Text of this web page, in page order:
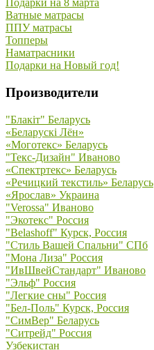
Подарки на 8 марта
Ватные матрасы
ППУ матрасы
Топперы
Наматрасники
Подарки на Новый год!
Производители
"Блакiт" Беларусь
«Беларускi Лён»
«Моготекс» Беларусь
"Текс-Дизайн" Иваново
«Спектртекс» Беларусь
«Речицкий текстиль» Беларусь
«Ярослав» Украина
"Verossa" Иваново
"Экотекс" Россия
"Belashoff" Курск, Россия
"Стиль Вашей Спальни" СПб
"Мона Лиза" Россия
"ИвШвейСтандарт" Иваново
"Эльф" Россия
"Легкие сны" Россия
"Бел-Поль" Курск, Россия
"СимВер" Беларусь
"Ситрейд" Россия
Узбекистан